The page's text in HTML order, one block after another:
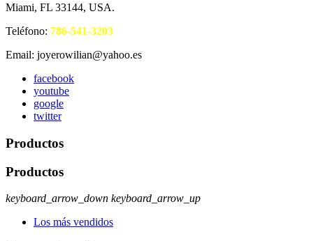
Miami, FL 33144, USA.
Teléfono: 786-541-3203
Email: joyerowilian@yahoo.es
facebook
youtube
google
twitter
Productos
Productos
keyboard_arrow_down keyboard_arrow_up
Los más vendidos